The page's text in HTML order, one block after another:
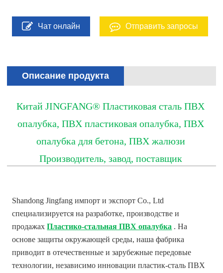
Чат онлайн Отправить запросы
Описание продукта
Китай JINGFANG® Пластиковая сталь ПВХ
опалубка, ПВХ пластиковая опалубка, ПВХ
опалубка для бетона, ПВХ жалюзи
Производитель, завод, поставщик
Shandong Jingfang импорт и экспорт Co., Ltd
специализируется на разработке, производстве и
продажахПластико-стальная ПВХ опалубка . На
основе защиты окружающей среды, наша фабрика
приводит в отечественные и зарубежные передовые
технологии, независимо инновации пластик-сталь ПВХ